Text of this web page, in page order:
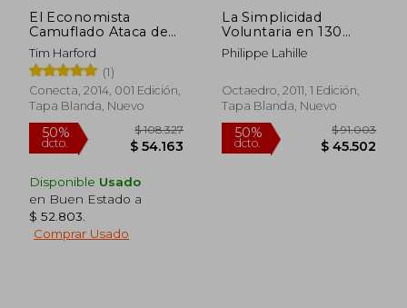
El Economista
Camuflado Ataca de
Nuevo: Cómo
Levantar (o Hundir)
una Economía
Tim Harford
(1)
Conecta, 2014, 001 Edición,
Tapa Blanda, Nuevo
Disponible Usado
en Buen Estado a
$ 52.803
Comprar Usado
La Simplicidad
Voluntaria en 130
Consejos Prácticos:
Vivir de Forma
Mejor. La Guía de los
Decrecientes
Philippe Lahille
Octaedro, 2011, 1 Edición,
Tapa Blanda, Nuevo